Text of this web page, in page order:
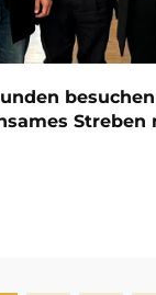
Streben